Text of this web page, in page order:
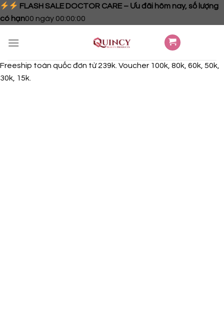
FLASH SALE DOCTOR CARE – Ưu đãi hôm nay, số lượng
có hạn00 ngày 00:00:00
Freeship toàn quốc đơn từ 239k. Voucher 100k, 80k, 60k, 50k,
30k, 15k.